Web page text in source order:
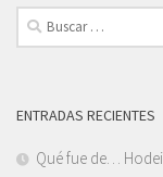
Buscar:
ENTRADAS RECIENTES
Qué fue de…